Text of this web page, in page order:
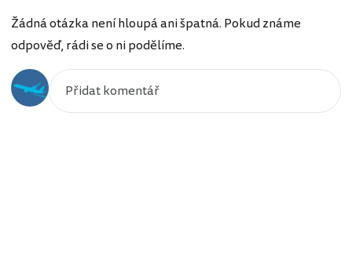
Žádná otázka není hloupá ani špatná. Pokud známe
odpověď, rádi se o ni podělíme.